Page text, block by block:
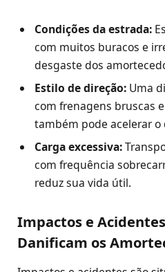
Condições da estrada:
com muitos buracos e
desgaste dos
Estilo de direção: Uma
com frenagens bruscas
também pode acelerar o
Carga excessiva:
com frequência
reduz sua vida útil.
Impactos e
Danificam os